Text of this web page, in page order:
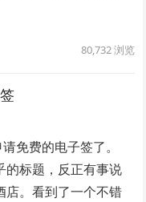
80,732浏览
免费的电子签了。
的标题，反正有事说
店。看到了一个不错